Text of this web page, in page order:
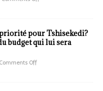
pour Tshisekedi?
budget qui lui sera
Comments Off